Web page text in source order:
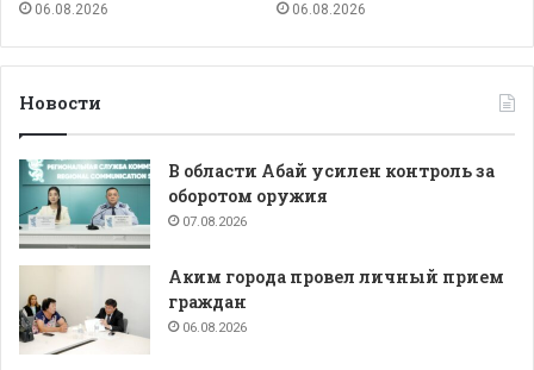
06.08.2026 06.08.2026
Новости
В области Абай усилен контроль за
оборотом оружия
07.08.2026
Аким города провел личный прием
граждан
06.08.2026